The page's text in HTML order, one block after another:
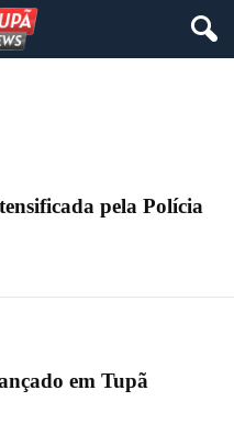
pela Polícia
em Tupã